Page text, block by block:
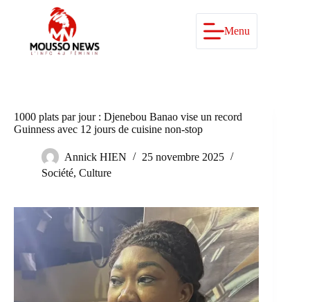
Menu
1000 plats par jour : Djenebou Banao vise un record
Guinness avec 12 jours de cuisine non-stop
Annick HIEN
25 novembre 2025
Société, Culture